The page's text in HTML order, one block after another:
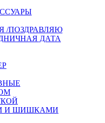
/ПОЗДРАВЛЯЮ
ДАТА
И ШИШКАМИ